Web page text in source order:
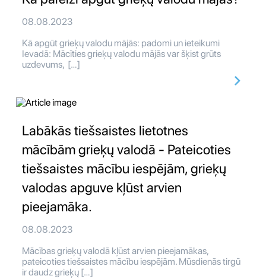
08.08.2023
Kā apgūt grieķų valodu mājās: padomi un ieteikumi
Ievadā: Mācīties grieķų valodu mājās var šķist grūts
uzdevums, […]
Labākās tiešsaistes lietotnes
mācībām grieķų valodā - Pateicoties
tiešsaistes mācību iespējām, grieķų
valodas apguve kļūst arvien
pieejamāka.
08.08.2023
Mācības grieķų valodā kļūst arvien pieejamākas,
pateicoties tiešsaistes mācību iespējām. Mūsdienās tirgū
ir daudz grieķų […]